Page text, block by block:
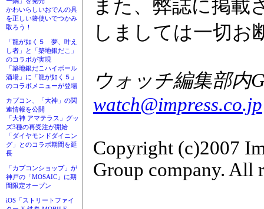
かわいらしいおでんの具
を正しい箸使いでつかみ
取ろう！
「龍が如く５ 夢、叶え
し者」と「築地銀だこ」
のコラボが実現
「築地銀だこハイボール
酒場」に「龍が如く５」
のコラボメニューが登場
カプコン、「大神」の関
連情報を公開
「大神 アマテラス」グッ
ズ3種の再受注が開始
「ダイヤモンドダイニン
グ」とのコラボ期間を延
長
「カプコンショップ」が
神戸の「MOSAIC」に期
間限定オープン
iOS「ストリートファイ
また、弊誌に掲載
しましては一切お
ウォッチ編集部内
watch@impress.co.jp
Copyright (c)2007
Group company. All